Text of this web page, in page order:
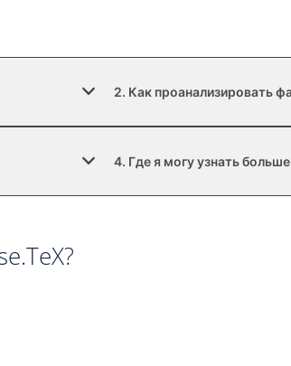
2. Как проанализировать
4. Где я могу узнать